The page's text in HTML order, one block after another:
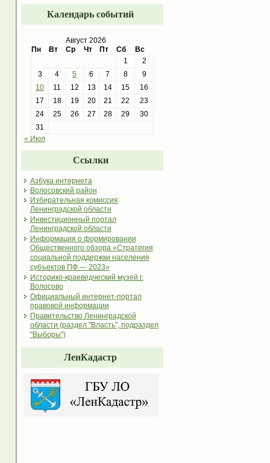
Календарь событий
Август 2026
Пн
Вт Ср Чт Пт Сб
Вс
1
2
3
4 5 6 7 8
9
10
11 12 13 14 15
16
17
18 19 20 21 22
23
24
25 26 27 28 29
30
31
« Июл
Ссылки
Азбука интернета
Волосовский район
Избирательная комиссия
Ленинградской области
Инвестиционный портал
Ленинградской области
Информация о формировании
Общественного обзора «Стратегия
социальной поддержки населения
субъектов ПФ — 2023»
Историко-краеведческий музей г.
Волосово
Официальный интернет-портал
правовой информации
Правительство Ленинградской
области (раздел "Власть", подраздел
"Выборы")
ЛенКадастр